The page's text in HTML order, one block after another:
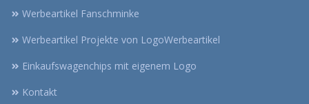
Werbeartikel Fanschminke
Werbeartikel Projekte von LogoWerbeartikel
Einkaufswagenchips mit eigenem Logo
Kontakt